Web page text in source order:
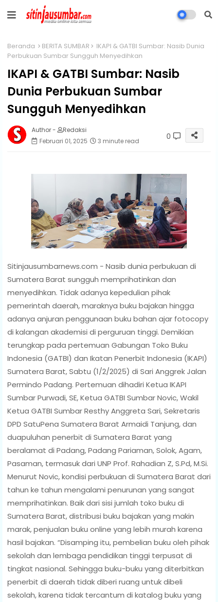
Beranda BERITA SUMBAR
IKAPI & GATBI Sumbar: Nasib Dunia
Perbukuan Sumbar Sungguh Menyedihkan
IKAPI & GATBI Sumbar: Nasib
Dunia Perbukuan Sumbar
Sungguh Menyedihkan
Author -
Redaksi
Februari 01, 2025
3 minute read 0
Sitinjausumbarnews.com - Nasib dunia perbukuan di
Sumatera Barat sungguh memprihatinkan dan
menyedihkan. Tidak adanya kepedulian pihak
pemerintah daerah, maraknya buku bajakan hingga
adanya anjuran penggunaan buku bahan ajar fotocopy
di kalangan akademisi di perguruan tinggi. Demikian
terungkap pada pertemuan Gabungan Toko Buku
Indonesia (GATBI) dan Ikatan Penerbit Indonesia (IKAPI)
Sumatera Barat, Sabtu (1/2/2025) di Sari Anggrek Jalan
Permindo Padang. Pertemuan dihadiri Ketua IKAPI
Sumbar Purwadi, SE, Ketua GATBI Sumbar Novic, Wakil
Ketua GATBI Sumbar Resthy Anggreta Sari, Sekretaris
DPD SatuPena Sumatera Barat Armaidi Tanjung, dan
duapuluhan penerbit di Sumatera Barat yang
beralamat di Padang, Padang Pariaman, Solok, Agam,
Pasaman, termasuk dari UNP Prof. Rahadian Z, S.Pd, M.Si.
Menurut Novic, kondisi perbukuan di Sumatera Barat dari
tahun ke tahun mengalami penurunan yang sangat
memprihatinkan. Baik dari sisi jumlah toko buku di
Sumatera Barat, distribusi buku bajakan yang makin
marak, penjualan buku online yang lebih murah karena
hasil bajakan. “Disamping itu, pembelian buku oleh pihak
sekolah dan lembaga pendidikan tinggi terpusat di
tingkat nasional. Sehingga buku-buku yang diterbitkan
penerbit di daerah tidak diberi ruang untuk dibeli
sekolah, karena tidak tercantum di katalog buku yang